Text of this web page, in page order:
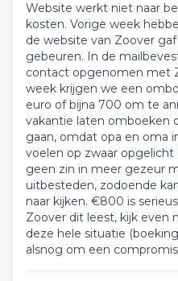
Website werkt niet naar
kosten. Vorige week
de website van Zoover
gebeuren. In de
contact opgenomen met
week krijgen we een
euro of bijna 700 om te
vakantie laten omboeken
gaan, omdat opa en oma
voelen op zwaar
geen zin in meer gezeur
uitbesteden, zodoende
naar kijken. €800 is
Zoover dit leest, kijk even
deze hele situatie
alsnog om een